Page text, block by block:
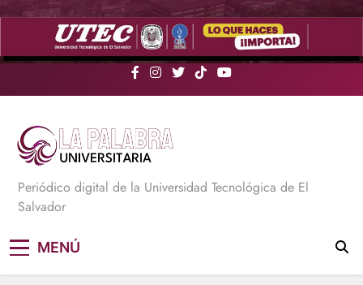
Saltar
La Palabra Universitaria
Periódico digital de la Universidad Tecnológica de El
Salvador
MENÚ